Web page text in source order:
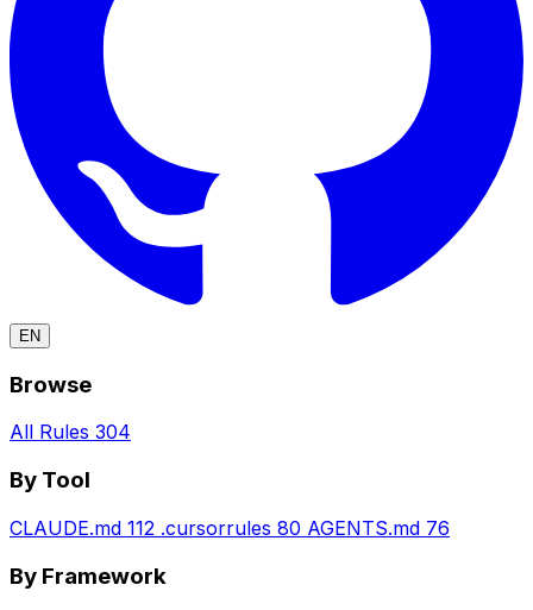
EN
Browse
All Rules 304
By Tool
CLAUDE.md 112 .cursorrules 80 AGENTS.md 76
By Framework